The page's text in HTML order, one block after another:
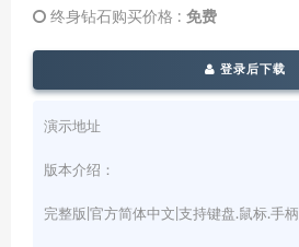
终身钻石购买价格 : 免费
登录后下载
演示地址
版本介绍：
完整版|官方简体中文|支持键盘.鼠标.手柄